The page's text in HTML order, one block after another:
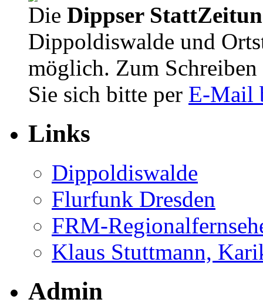
Die Dippser
Dippoldiswalde und
möglich. Zum
Sie sich bitte per E-Mail
Links
Dippoldiswalde
Flurfunk Dresden
FRM-
Klaus Stuttmann,
Admin